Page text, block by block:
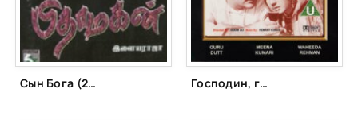
Сын Бога (2003) Господин, госпожа и слуга (1962)